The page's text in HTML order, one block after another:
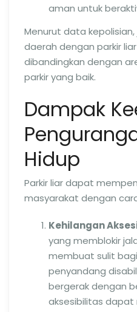
aman untuk
Menurut data
daerah dengan parkir
dibandingkan dengan
parkir yang baik.
Dampak
Hidup
Parkir liar dapat
masyarakat dengan
Kehilangan
yang memblokir
membuat sulit
penyandang
bergerak dengan
aksesibilitas